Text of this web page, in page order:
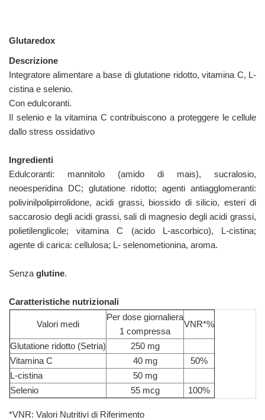
Glutaredox
Descrizione
Integratore alimentare a base di glutatione ridotto, vitamina C, L-
cistina e selenio.
Con edulcoranti.
Il selenio e la vitamina C contribuiscono a proteggere le cellule
dallo stress ossidativo
Ingredienti
Edulcoranti: mannitolo (amido di mais), sucralosio,
neoesperidina DC; glutatione ridotto; agenti antiagglomeranti:
polivinilpolipirrolidone, acidi grassi, biossido di silicio, esteri di
saccarosio degli acidi grassi, sali di magnesio degli acidi grassi,
polietilenglicole; vitamina C (acido L-ascorbico), L-cistina;
agente di carica: cellulosa; L- selenometionina, aroma.
Senza glutine.
Caratteristiche nutrizionali
Valori medi
Per dose giornaliera
1 compressa
VNR*%
Glutatione ridotto (Setria)
250 mg
Vitamina C
40 mg
50%
L-cistina
50 mg
Selenio
55 mcg 100%
*VNR: Valori Nutritivi di Riferimento